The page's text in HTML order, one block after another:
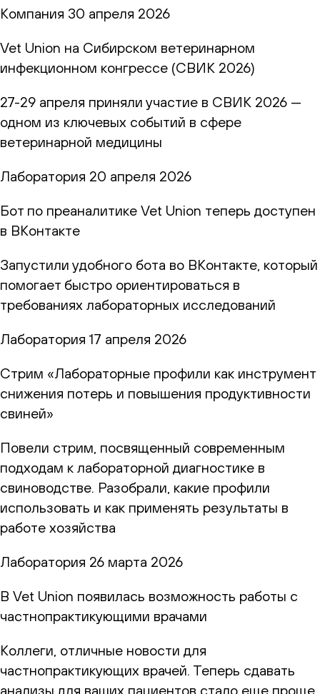
Компания 30 апреля 2026
Vet Union на Сибирском ветеринарном
инфекционном конгрессе (СВИК 2026)
27-29 апреля приняли участие в СВИК 2026 —
одном из ключевых событий в сфере
ветеринарной медицины
Лаборатория 20 апреля 2026
Бот по преаналитике Vet Union теперь доступен
в ВКонтакте
Запустили удобного бота во ВКонтакте, который
помогает быстро ориентироваться в
требованиях лабораторных исследований
Лаборатория 17 апреля 2026
Стрим «Лабораторные профили как инструмент
снижения потерь и повышения продуктивности
свиней»
Повели стрим, посвященный современным
подходам к лабораторной диагностике в
свиноводстве. Разобрали, какие профили
использовать и как применять результаты в
работе хозяйства
Лаборатория 26 марта 2026
В Vet Union появилась возможность работы с
частнопрактикующими врачами
Коллеги, отличные новости для
частнопрактикующих врачей. Теперь сдавать
анализы для ваших пациентов стало еще проще